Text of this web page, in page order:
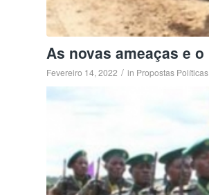
As novas ameaças e
Fevereiro 14, 2022 / in Propostas Políticas